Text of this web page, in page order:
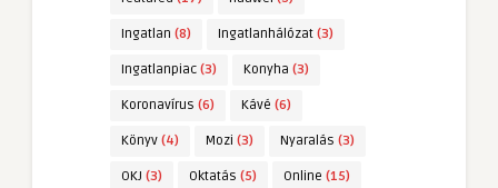
Ingatlan (8) Ingatlanhálózat (3)
Ingatlanpiac (3) Konyha (3)
Koronavírus (6) Kávé (6)
Könyv (4) Mozi (3) Nyaralás (3)
OKJ (3) Oktatás (5) Online (15)